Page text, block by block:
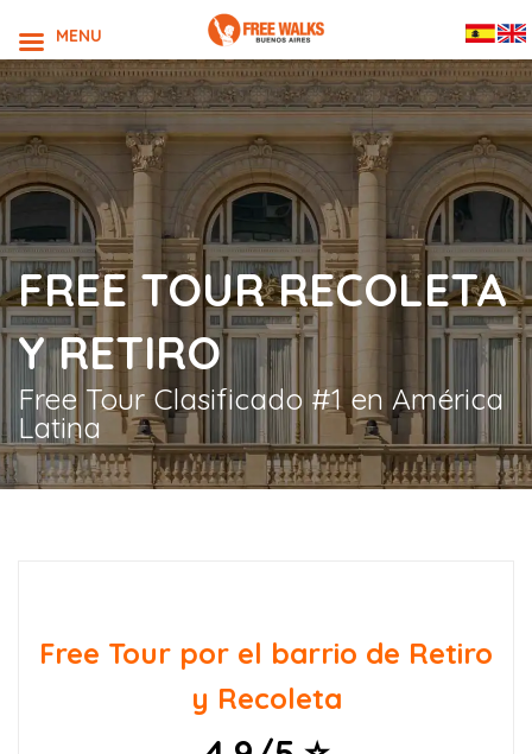
FREE TOUR RECOLETA
Y RETIRO
Free Tour Clasificado #1 en América
Latina
Free Tour por el barrio de Retiro
y Recoleta
MENU